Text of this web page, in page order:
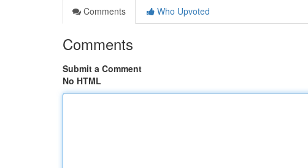
Comments
Who Upvoted
Comments
Submit a Comment
No HTML